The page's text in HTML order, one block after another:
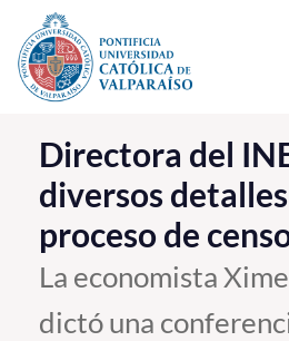
Click acá para ir directamente al
La Universidad
Investigación, Creación e
PUCV Internacional
Vinculación con el Medio
Directora del
diversos
proceso de
La economista
dictó una